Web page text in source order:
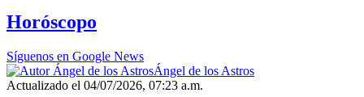
Horóscopo
Síguenos en Google News
Ángel de los Astros
Actualizado el 04/07/2026, 07:23 a.m.